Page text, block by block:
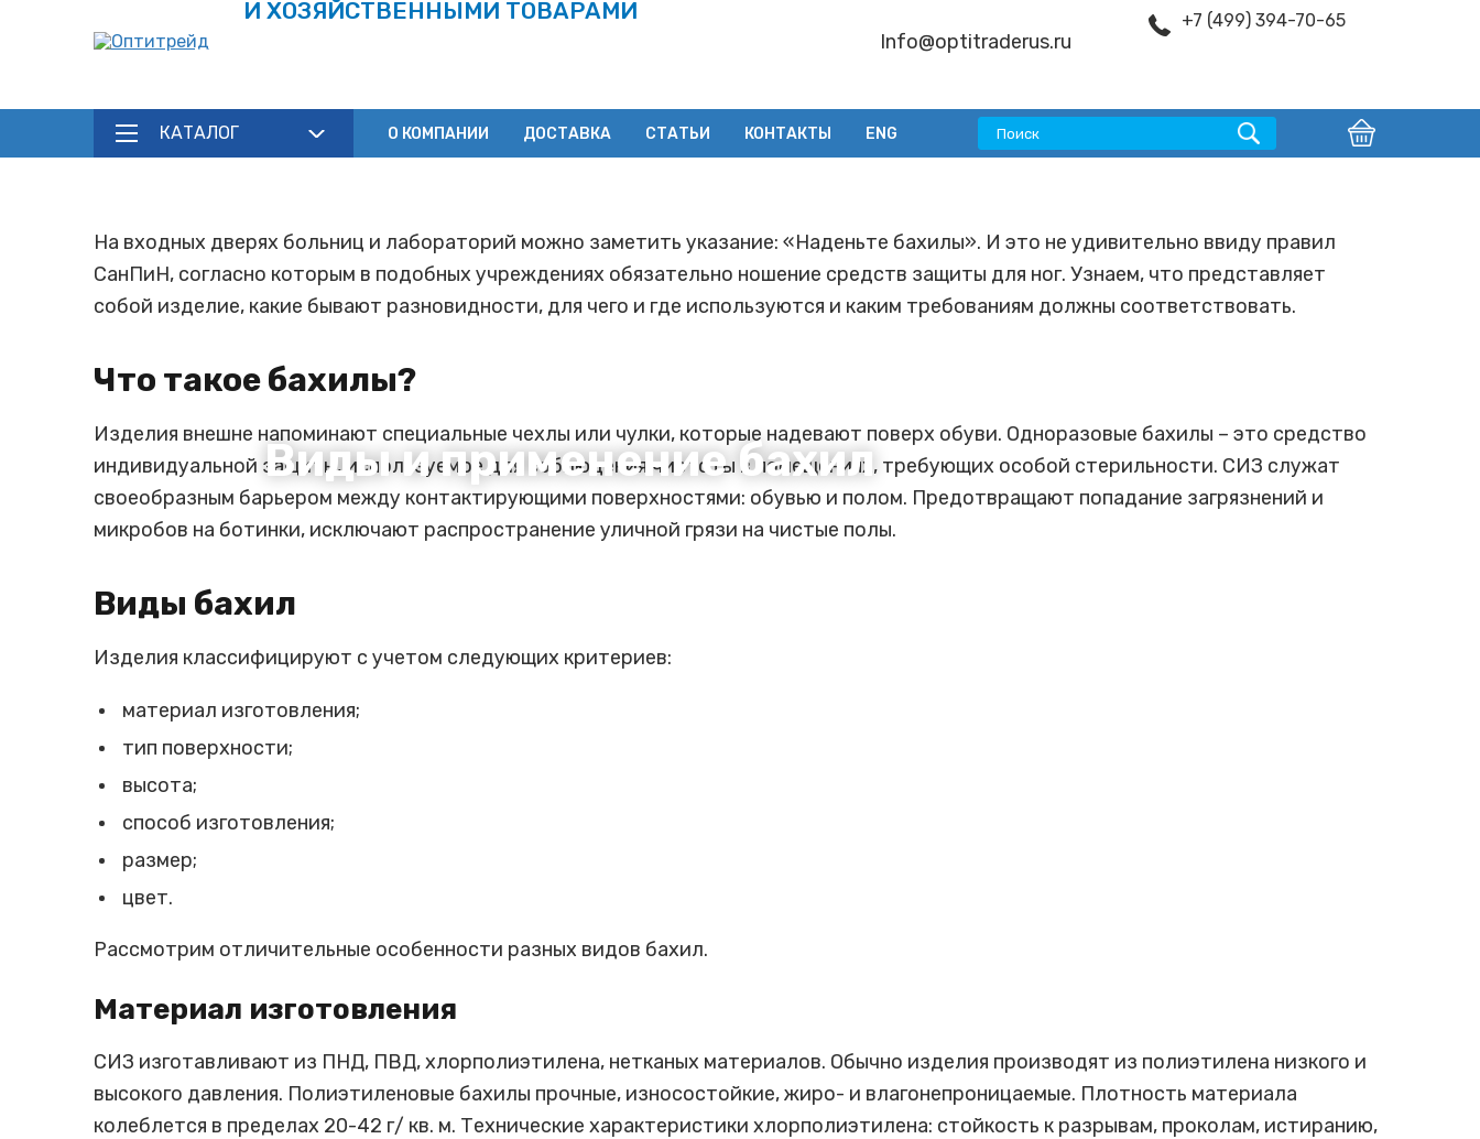
И ХОЗЯЙСТВЕННЫМИ ТОВАРАМИ
Info@optitraderus.ru
+7 (499) 394-70-65
КАТАЛОГ О КОМПАНИИ ДОСТАВКА СТАТЬИ КОНТАКТЫ ENG
Виды и применение бахил
На входных дверях больниц и лабораторий можно заметить указание: «Наденьте бахилы». И это не удивительно ввиду правил
СанПиН, согласно которым в подобных учреждениях обязательно ношение средств защиты для ног. Узнаем, что представляет
собой изделие, какие бывают разновидности, для чего и где используются и каким требованиям должны соответствовать.
Что такое бахилы?
Изделия внешне напоминают специальные чехлы или чулки, которые надевают поверх обуви. Одноразовые бахилы – это средство
индивидуальной защиты, используемое для соблюдения чистоты в помещениях, требующих особой стерильности. СИЗ служат
своеобразным барьером между контактирующими поверхностями: обувью и полом. Предотвращают попадание загрязнений и
микробов на ботинки, исключают распространение уличной грязи на чистые полы.
Виды бахил
Изделия классифицируют с учетом следующих критериев:
материал изготовления;
тип поверхности;
высота;
способ изготовления;
размер;
цвет.
Рассмотрим отличительные особенности разных видов бахил.
Материал изготовления
СИЗ изготавливают из ПНД, ПВД, хлорполиэтилена, нетканых материалов. Обычно изделия производят из полиэтилена низкого и
высокого давления. Полиэтиленовые бахилы прочные, износостойкие, жиро- и влагонепроницаемые. Плотность материала
колеблется в пределах 20-42 г/ кв. м. Технические характеристики хлорполиэтилена: стойкость к разрывам, проколам, истиранию,